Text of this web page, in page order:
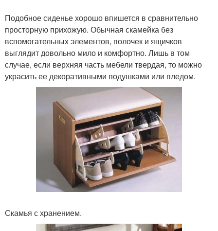
Подобное сиденье хорошо впишется в сравнительно
просторную прихожую. Обычная скамейка без
вспомогательных элементов, полочек и ящичков
выглядит довольно мило и комфортно. Лишь в том
случае, если верхняя часть мебели твердая, то можно
украсить ее декоративными подушками или пледом.
Скамья с хранением.